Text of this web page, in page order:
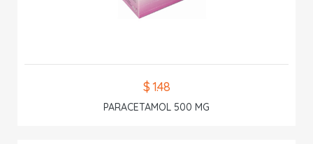
$ 1.48
PARACETAMOL 500 MG